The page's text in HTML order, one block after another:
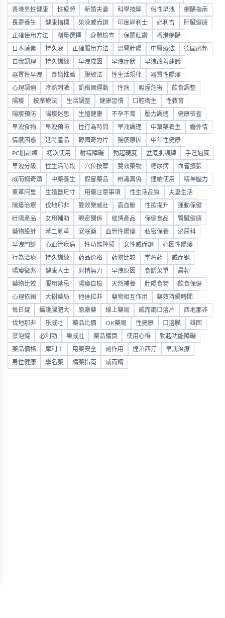
香港男性健康 性疲勞 新婚夫妻 科學按摩 假性早洩 網購指南
長壽養生 健康指標 果凍威而鋼 印度犀利士 必利吉 肝臟健康
正確使用方法 劑量選擇 身體檢查 保羅紅鑽 香港網購
日本藤素 持久液 正確服用方法 溫腎壯陽 中醫療法 德國必邦
自我調理 持久訓練 早洩成因 早洩症狀 早洩改善建議
器質性早洩 食譜推薦 脫敏法 性生活規律 器質性陽痿
心理調適 冷熱刺激 凱格爾運動 性病 吸煙危害 飲食調整
陽痿 按摩療法 生活調整 健康習慣 口腔衛生 性教育
陽痿預防 陽痿迷思 生殖健康 不孕不育 壓力調適 健康檢查
早洩食物 早洩預防 性行為時間 早洩調理 中草藥養生 婚外情
情感困惑 延時產品 韓國奇力片 陽痿原因 中年性健康
PC肌訓練 初次使用 射精障礙 勃起硬度 盆底肌訓練 手淫過度
早洩分級 性生活時段 穴位按摩 雙效藥物 糖尿病 血管擴張
威而鋼奇蹟 中藥養生 假冒藥品 辨識真偽 連續使用 精神壓力
東革阿里 生殖器尺寸 用藥注意事項 性生活品質 夫妻生活
陽痿治療 伐地那非 雙效樂威壯 高血壓 性欲提升 運動保健
壯陽產品 女用輔助 親密關係 催情產品 保健食品 腎臟健康
藥物設計 苯二氮䓬 安眠藥 血管性陽痿 私密保養 泌尿科
早洩門診 心血管疾病 性功能障礙 女性威而鋼 心因性陽痿
行為治療 持久訓練 药品价格 药物比较 学名药 威而钢
陽痿徵兆 健康人士 射精無力 早洩原因 食譜菜單 晨勃
藥物比較 服用禁忌 陽痿自檢 天然補養 壯陽食物 飲食保健
心理依賴 大樹藥局 他達拉非 藥物相互作用 藥效持續時間
每日錠 攝護腺肥大 原廠藥 線上藥局 威而鋼口溶片 西地那非
伐地那非 乐威壮 藥品比價 OK藥局 性健康 口溶膜 雄固
發泡錠 必利勁 樂威壯 藥品購買 使用心得 勃起功能障礙
藥品價格 犀利士 用藥安全 副作用 達泊西汀 早洩治療
男性健康 學名藥 購藥指南 威而鋼